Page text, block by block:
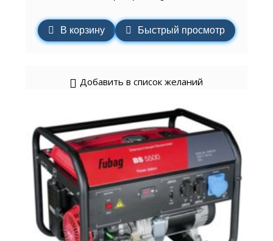
В корзину Быстрый просмотр
Добавить в список желаний